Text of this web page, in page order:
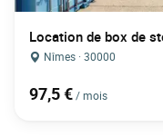
Location de box de
Nîmes · 30000
97,5 €/ mois